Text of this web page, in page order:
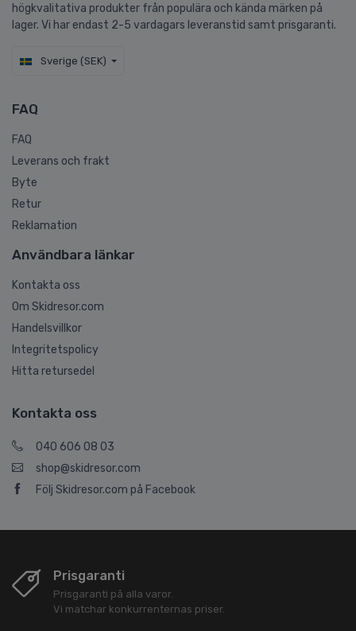
högkvalitativa produkter från populära och kända märken på
lager. Vi har endast 2-5 vardagars leveranstid samt prisgaranti.
Sverige (SEK)
FAQ
FAQ
Leverans och frakt
Byte
Retur
Reklamation
Användbara länkar
Kontakta oss
Om Skidresor.com
Handelsvillkor
Integritetspolicy
Hitta retursedel
Kontakta oss
040 606 08 03
shop@skidresor.com
Följ Skidresor.com på Facebook
Prisgaranti
Prisgaranti på alla varor.
Vi matchar konkurrenternas priser.